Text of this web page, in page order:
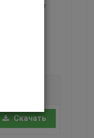
возмещение
Скачать